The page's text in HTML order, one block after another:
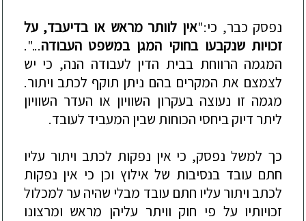
נפסק כבר, כי:"אין לוותר מראש או בדיעבד, על
זכויות שנקבעו בחוקי המגן במשפט העבודה...".
המגמה הרווחת בבית הדין לעבודה הנה, כי יש
לצמצם את המקרים בהם ניתן תוקף לכתב ויתור.
מגמה זו נעוצה בעקרון השוויון או העדר השוויון
ליתר דיוק ביחסי הכוחות שבין המעביד לעובד.
כך למשל נפסק, כי אין נפקות לכתב ויתור עליו
חתם עובד בנסיבות של אילוץ וכן כי אין נפקות
לכתב ויתור עליו חתם עובד מבלי שהיה ער למכלול
זכויותיו על פי חוק וויתר עליהן מראש ומרצונו